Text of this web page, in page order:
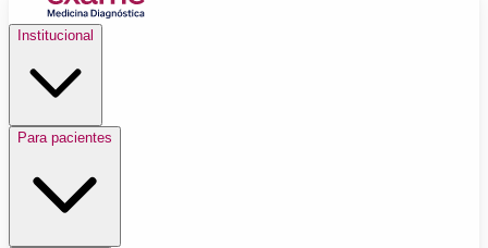
Institucional
Para pacientes